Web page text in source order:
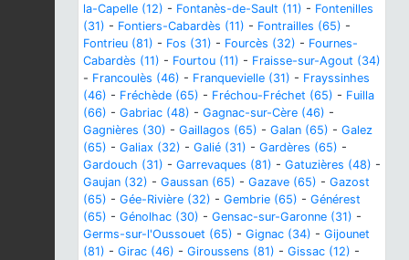
la-Capelle (12) - Fontanès-de-Sault (11) - Fontenilles
(31) - Fontiers-Cabardès (11) - Fontrailles (65) -
Fontrieu (81) - Fos (31) - Fourcès (32) - Fournes-
Cabardès (11) - Fourtou (11) - Fraisse-sur-Agout (34)
- Francoulès (46) - Franquevielle (31) - Frayssinhes
(46) - Fréchède (65) - Fréchou-Fréchet (65) - Fuilla
(66) - Gabriac (48) - Gagnac-sur-Cère (46) -
Gagnières (30) - Gaillagos (65) - Galan (65) - Galez
(65) - Galiax (32) - Galié (31) - Gardères (65) -
Gardouch (31) - Garrevaques (81) - Gatuzières (48) -
Gaujan (32) - Gaussan (65) - Gazave (65) - Gazost
(65) - Gée-Rivière (32) - Gembrie (65) - Générest
(65) - Génolhac (30) - Gensac-sur-Garonne (31) -
Germs-sur-l'Oussouet (65) - Gignac (34) - Gijounet
(81) - Girac (46) - Giroussens (81) - Gissac (12) -